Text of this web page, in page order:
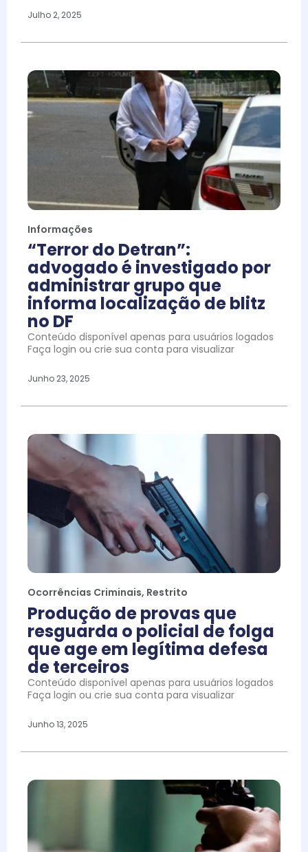
Julho 2, 2025
Informações
“Terror do Detran”:
advogado é investigado por
administrar grupo que
informa localização de blitz
no DF
Conteúdo disponível apenas para usuários logados
Faça login ou crie sua conta para visualizar
Junho 23, 2025
Ocorrências Criminais, Restrito
Produção de provas que
resguarda o policial de folga
que age em legítima defesa
de terceiros
Conteúdo disponível apenas para usuários logados
Faça login ou crie sua conta para visualizar
Junho 13, 2025